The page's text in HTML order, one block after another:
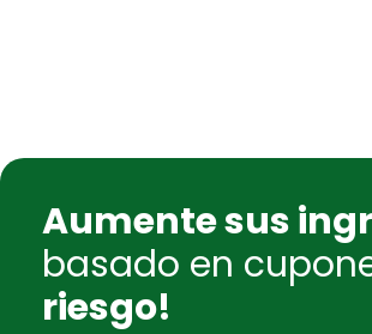
Aumente sus
basado en
riesgo!